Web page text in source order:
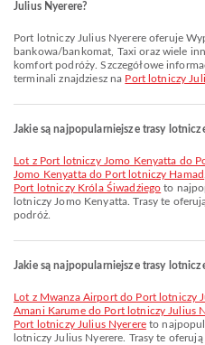
Julius Nyerere?
Port lotniczy Julius Nyerere oferuje Wypożyczalnia samochodów, Usługa
bankowa/bankomat, Taxi oraz wiele
komfort podróży. Szczegółowe
terminali znajdziesz na Port lotniczy
Jakie są najpopularniejsze trasy
lot z Port lotniczy Jomo Kenyatta do
Jomo Kenyatta do Port lotniczy Hamad
Port lotniczy Króla Śiwadźiego to
lotniczy Jomo Kenyatta. Trasy te
podróż.
Jakie są najpopularniejsze trasy
lot z Mwanza Airport do Port lotniczy
Amani Karume do Port lotniczy Julius
Port lotniczy Julius Nyerereto
lotniczy Julius Nyerere. Trasy te